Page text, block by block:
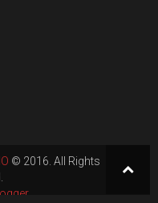
© 2016. All Rights